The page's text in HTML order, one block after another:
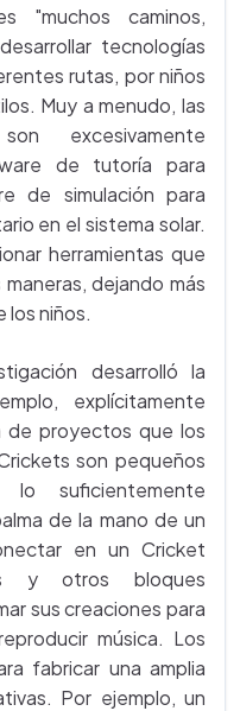
"muchos caminos,
tecnologías
rutas, por niños
Muy a menudo, las
excesivamente
de tutoría para
de simulación para
en el sistema solar.
herramientas que
dejando más
los niños.
desarrolló la
explícitamente
de proyectos que los
son pequeños
lo suficientemente
de la mano de un
en un Cricket
y otros bloques
sus creaciones para
música. Los
fabricar una amplia
Por ejemplo, un